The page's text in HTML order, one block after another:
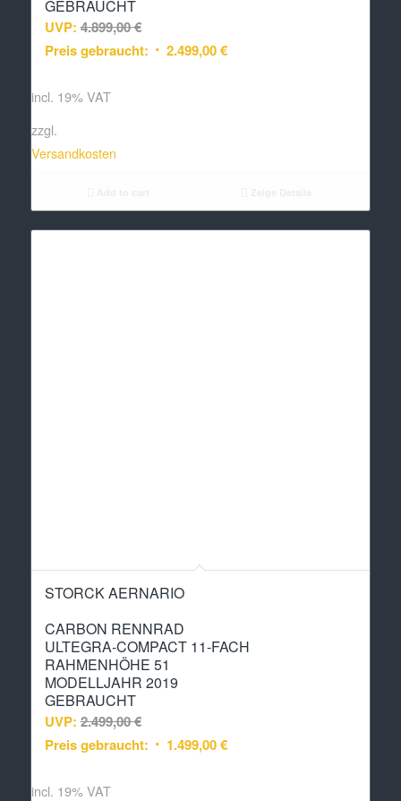
GEBRAUCHT
UVP: 4.899,00€
Preis gebraucht:
2.499,00€
incl. 19% VAT
zzgl.
Versandkosten
STORCK AERNARIO
CARBON RENNRAD
ULTEGRA-COMPACT 11-FACH
RAHMENHÖHE 51
MODELLJAHR 2019
GEBRAUCHT
UVP: 2.499,00€
Preis gebraucht:
1.499,00€
incl. 19% VAT